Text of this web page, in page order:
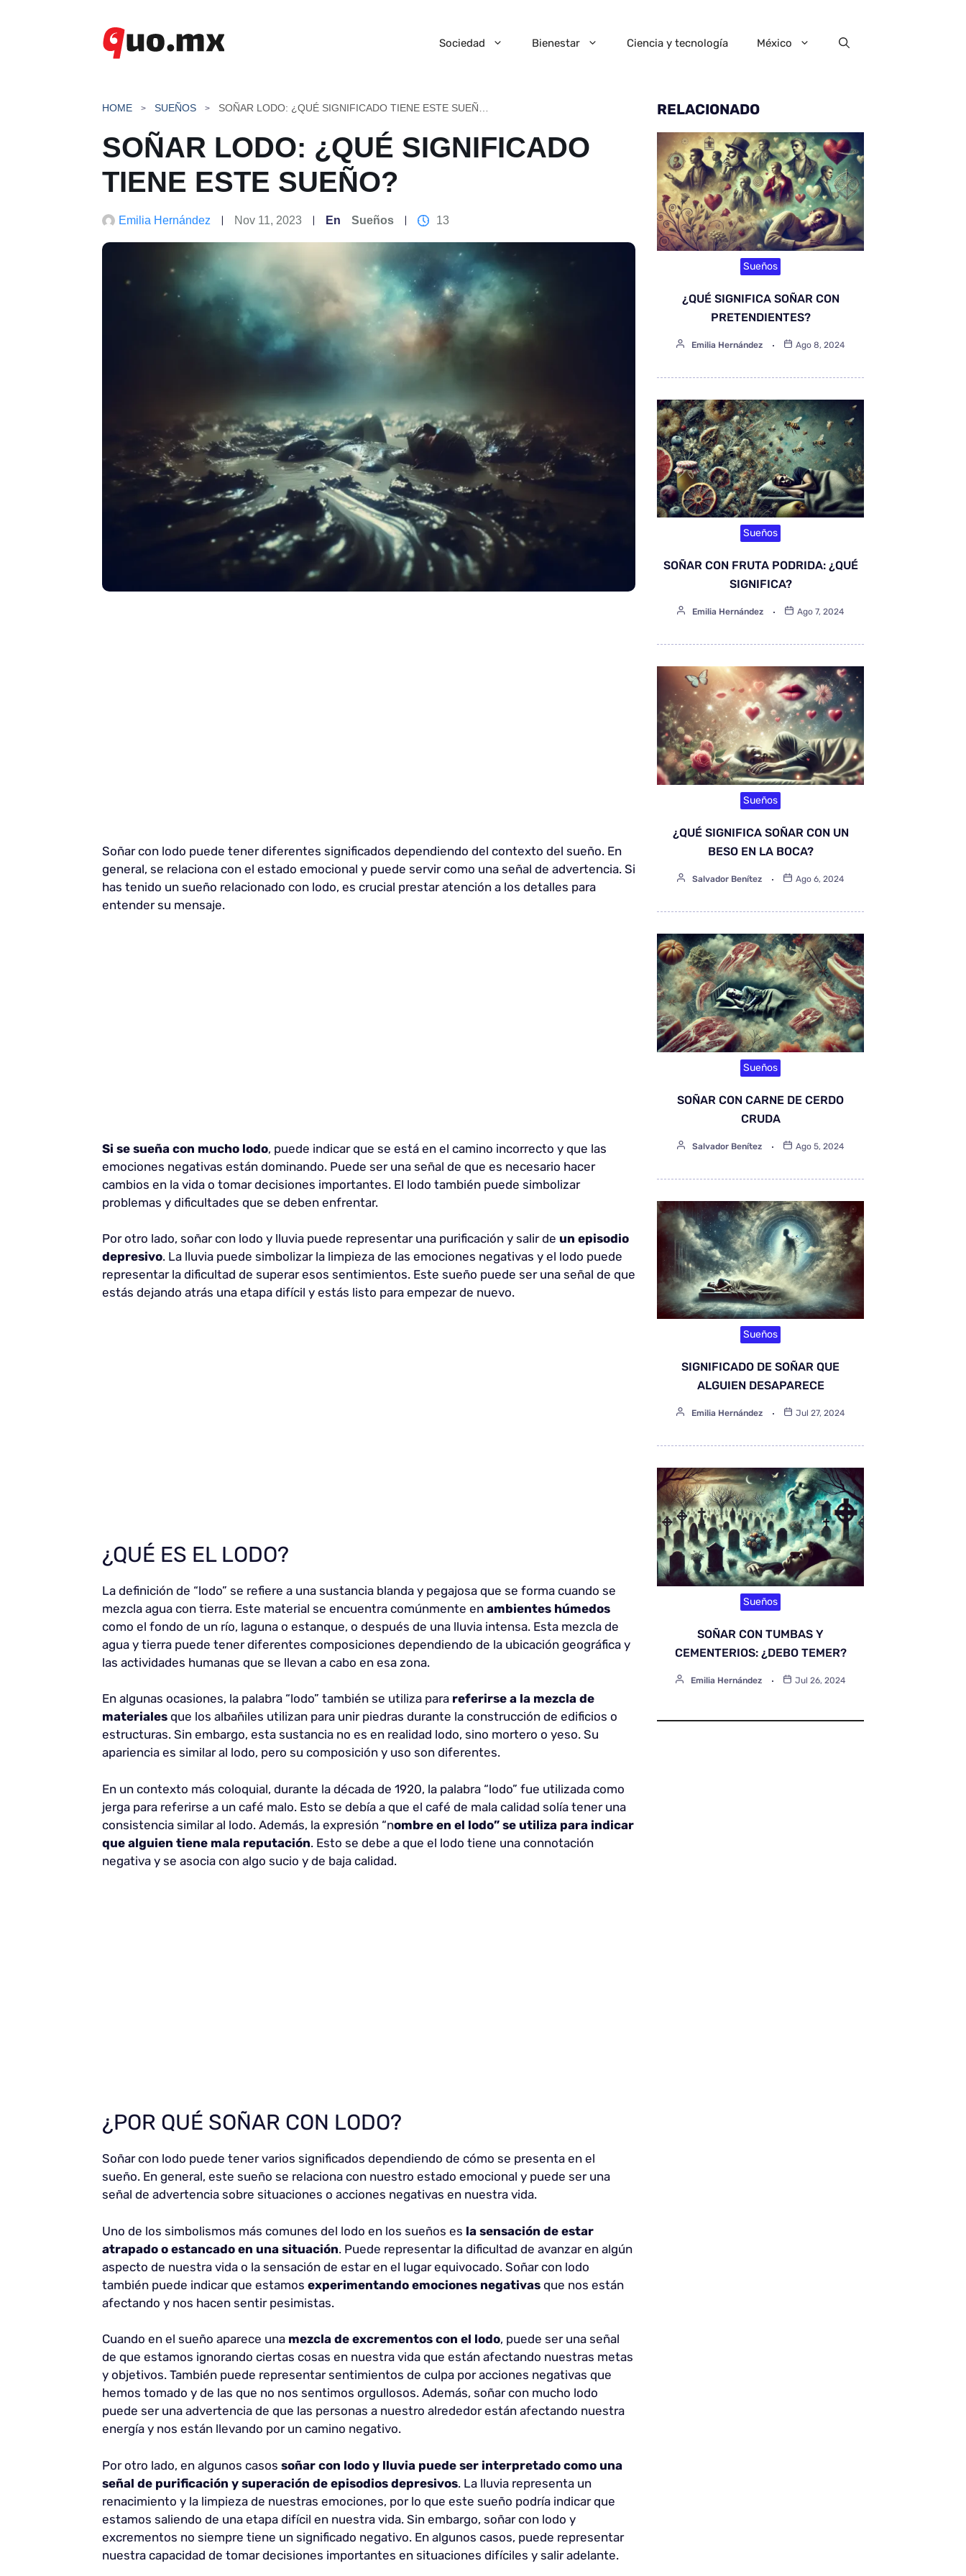
Sociedad Bienestar Ciencia y tecnología México
HOME SUEÑOS
SOÑAR LODO: ¿QUÉ SIGNIFICADO
TIENE ESTE SUEÑO?
Emilia Hernández Nov 11, 2023 En Sueños 13
Soñar con lodo puede tener diferentes significados dependiendo del contexto del sueño. En
general, se relaciona con el estado emocional y puede servir como una señal de advertencia. Si
has tenido un sueño relacionado con lodo, es crucial prestar atención a los detalles para
entender su mensaje.
Si se sueña con mucho lodo, puede indicar que se está en el camino incorrecto y que las
emociones negativas están dominando. Puede ser una señal de que es necesario hacer
cambios en la vida o tomar decisiones importantes. El lodo también puede simbolizar
problemas y dificultades que se deben enfrentar.
Por otro lado, soñar con lodo y lluvia puede representar una purificación y salir de un episodio
depresivo. La lluvia puede simbolizar la limpieza de las emociones negativas y el lodo puede
representar la dificultad de superar esos sentimientos. Este sueño puede ser una señal de que
estás dejando atrás una etapa difícil y estás listo para empezar de nuevo.
¿QUÉ ES EL LODO?
La definición de “lodo” se refiere a una sustancia blanda y pegajosa que se forma cuando se
mezcla agua con tierra. Este material se encuentra comúnmente en ambientes húmedos
como el fondo de un río, laguna o estanque, o después de una lluvia intensa. Esta mezcla de
agua y tierra puede tener diferentes composiciones dependiendo de la ubicación geográfica y
las actividades humanas que se llevan a cabo en esa zona.
En algunas ocasiones, la palabra “lodo” también se utiliza para referirse a la mezcla de
materiales que los albañiles utilizan para unir piedras durante la construcción de edificios o
estructuras. Sin embargo, esta sustancia no es en realidad lodo, sino mortero o yeso. Su
apariencia es similar al lodo, pero su composición y uso son diferentes.
En un contexto más coloquial, durante la década de 1920, la palabra “lodo” fue utilizada como
jerga para referirse a un café malo. Esto se debía a que el café de mala calidad solía tener una
consistencia similar al lodo. Además, la expresión “nombre en el lodo” se utiliza para indicar
que alguien tiene mala reputación. Esto se debe a que el lodo tiene una connotación
negativa y se asocia con algo sucio y de baja calidad.
¿POR QUÉ SOÑAR CON LODO?
Soñar con lodo puede tener varios significados dependiendo de cómo se presenta en el
sueño. En general, este sueño se relaciona con nuestro estado emocional y puede ser una
señal de advertencia sobre situaciones o acciones negativas en nuestra vida.
Uno de los simbolismos más comunes del lodo en los sueños es la sensación de estar
atrapado o estancado en una situación. Puede representar la dificultad de avanzar en algún
aspecto de nuestra vida o la sensación de estar en el lugar equivocado. Soñar con lodo
también puede indicar que estamos experimentando emociones negativas que nos están
afectando y nos hacen sentir pesimistas.
Cuando en el sueño aparece una mezcla de excrementos con el lodo, puede ser una señal
de que estamos ignorando ciertas cosas en nuestra vida que están afectando nuestras metas
y objetivos. También puede representar sentimientos de culpa por acciones negativas que
hemos tomado y de las que no nos sentimos orgullosos. Además, soñar con mucho lodo
puede ser una advertencia de que las personas a nuestro alrededor están afectando nuestra
energía y nos están llevando por un camino negativo.
Por otro lado, en algunos casos soñar con lodo y lluvia puede ser interpretado como una
señal de purificación y superación de episodios depresivos. La lluvia representa un
renacimiento y la limpieza de nuestras emociones, por lo que este sueño podría indicar que
estamos saliendo de una etapa difícil en nuestra vida. Sin embargo, soñar con lodo y
excrementos no siempre tiene un significado negativo. En algunos casos, puede representar
nuestra capacidad de tomar decisiones importantes en situaciones difíciles y salir adelante.
RELACIONADO
Sueños
¿QUÉ SIGNIFICA SOÑAR CON
PRETENDIENTES?
Emilia Hernández Ago 8, 2024
Sueños
SOÑAR CON FRUTA PODRIDA: ¿QUÉ
SIGNIFICA?
Emilia Hernández Ago 7, 2024
Sueños
¿QUÉ SIGNIFICA SOÑAR CON UN
BESO EN LA BOCA?
Salvador Benítez Ago 6, 2024
Sueños
SOÑAR CON CARNE DE CERDO
CRUDA
Salvador Benítez Ago 5, 2024
Sueños
SIGNIFICADO DE SOÑAR QUE
ALGUIEN DESAPARECE
Emilia Hernández Jul 27, 2024
Sueños
SOÑAR CON TUMBAS Y
CEMENTERIOS: ¿DEBO TEMER?
Emilia Hernández Jul 26, 2024